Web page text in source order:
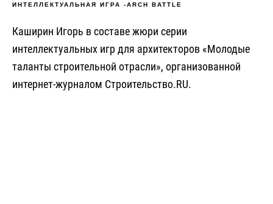
ИНТЕЛЛЕКТУАЛЬНАЯ ИГРА -ARCH BATTLE
Каширин Игорь в составе жюри серии
интеллектуальных игр для архитекторов «Молодые
таланты строительной отрасли», организованной
интернет-журналом Строительство.RU.